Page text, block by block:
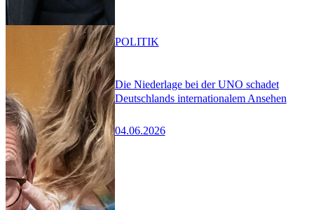
Die Niederlage bei der UNO schadet
Deutschlands internationalem Ansehen
04.06.2026
POLITIK